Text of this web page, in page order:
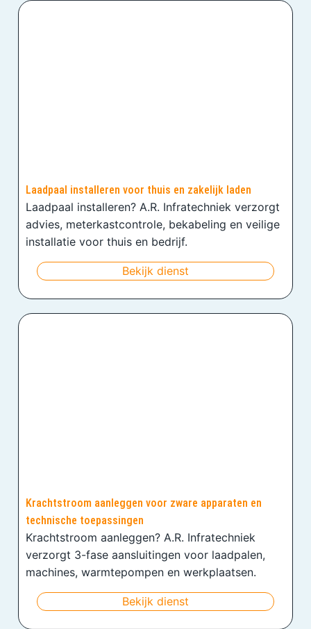
Laadpaal installeren voor thuis en zakelijk laden
Laadpaal installeren? A.R. Infratechniek verzorgt
advies, meterkastcontrole, bekabeling en veilige
installatie voor thuis en bedrijf.
Bekijk dienst
Krachtstroom aanleggen voor zware apparaten en
technische toepassingen
Krachtstroom aanleggen? A.R. Infratechniek
verzorgt 3-fase aansluitingen voor laadpalen,
machines, warmtepompen en werkplaatsen.
Bekijk dienst